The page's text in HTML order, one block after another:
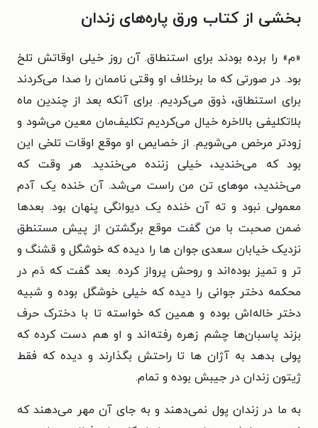
بخشی از کتاب ورق پاره‌های زندان
«م» را برده بودند برای استنطاق. آن روز خیلی اوقاتش تلخ
بود. در صورتی که ما برخلاف او وقتی ناممان را صدا می‌کردند
برای استنطاق، ذوق می‌کردیم. برای آنکه بعد از چندین ماه
بلاتکلیفی بالاخره خیال می‌کردیم تکلیف‌مان معین می‌شود و
زودتر مرخص می‌شویم. از خصایص او موقع اوقات تلخی این
بود که می‌خندید، خیلی زننده می‌خندید. هر وقت که
می‌خندید، موهای تن من راست می‌شد. آن خنده یک آدم
معمولی نبود و ته آن خنده یک دیوانگی پنهان بود. بعدها
ضمن صحبت با من گفت موقع برگشتن از پیش مستنطق
نزدیک خیابان سعدی جوان ها را دیده که خوشگل و قشنگ و
تر و تمیز بوده‌اند و روحش پرواز کرده. بعد گفت که دَم در
محکمه دختر جوانی را دیده که خیلی خوشگل بوده و شبیه
دختر خاله‌اش بوده و همین که خواسته تا با دخترک حرف
بزند پاسبان‌ها چشم زهره رفته‌اند و او هم دست کرده که
پولی بدهد به آژان ها تا راحتش بگذارند و دیده که فقط
ژیتون زندان در جیبش بوده و تمام.
به ما در زندان پول نمی‌دهند و به جای آن مهر می‌دهند که